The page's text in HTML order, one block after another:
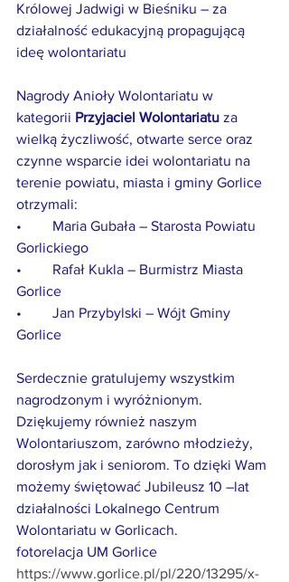
Królowej Jadwigi w Bieśniku – za
działalność edukacyjną propagującą
ideę wolontariatu
Nagrody Anioły Wolontariatu w
kategorii Przyjaciel Wolontariatu za
wielką życzliwość, otwarte serce oraz
czynne wsparcie idei wolontariatu na
terenie powiatu, miasta i gminy Gorlice
otrzymali:
•	Maria Gubała – Starosta Powiatu
Gorlickiego
•	Rafał Kukla – Burmistrz Miasta
Gorlice
•	Jan Przybylski – Wójt Gminy
Gorlice
Serdecznie gratulujemy wszystkim
nagrodzonym i wyróżnionym.
Dziękujemy również naszym
Wolontariuszom, zarówno młodzieży,
dorosłym jak i seniorom. To dzięki Wam
możemy świętować Jubileusz 10 –lat
działalności Lokalnego Centrum
Wolontariatu w Gorlicach.
fotorelacja UM Gorlice
https://www.gorlice.pl/pl/220/13295/x-